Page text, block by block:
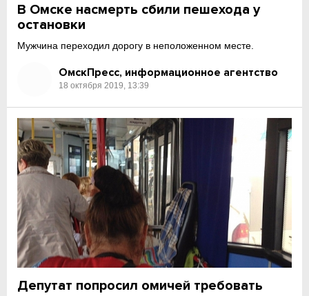
В Омске насмерть сбили пешехода у
остановки
Мужчина переходил дорогу в неположенном месте.
ОмскПресс, информационное агентство
18 октября 2019, 13:39
Депутат попросил омичей требовать